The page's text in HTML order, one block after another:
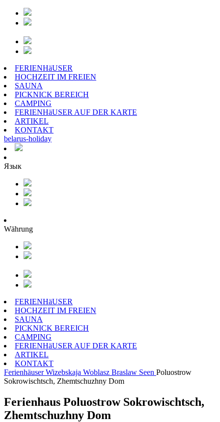
FERIENHäUSER
HOCHZEIT IM FREIEN
SAUNA
PICKNICK BEREICH
CAMPING
FERIENHäUSER AUF DER KARTE
ARTIKEL
KONTAKT
belarus-holiday
Язык
Währung
FERIENHäUSER
HOCHZEIT IM FREIEN
SAUNA
PICKNICK BEREICH
CAMPING
FERIENHäUSER AUF DER KARTE
ARTIKEL
KONTAKT
Ferienhäuser Wizebskaja Woblasz Braslaw Seen Poluostrow
Sokrowischtsch, Zhemtschuzhny Dom
Ferienhaus Poluostrow Sokrowischtsch,
Zhemtschuzhny Dom